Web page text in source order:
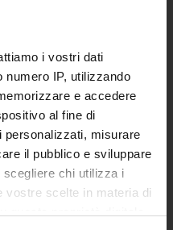
i vostri dati
numero IP, utilizzando
e accedere
al fine di
personalizzati, misurare
il pubblico e sviluppare
chi utilizza i
vostre scelte in materia di
projects
Online Student Services
mail
courses